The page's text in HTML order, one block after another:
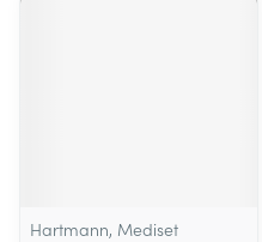
Hartmann, Mediset